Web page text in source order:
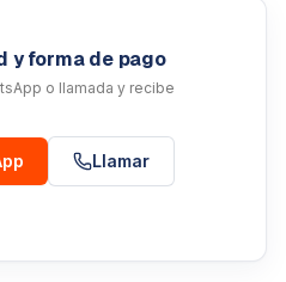
y forma de pago
o llamada y recibe
Llamar